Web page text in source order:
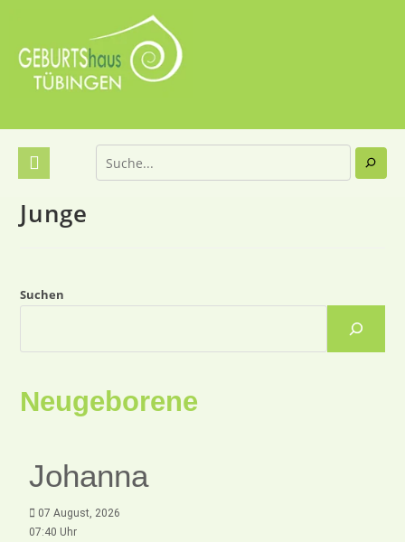
Junge
Suchen
Neugeborene
Johanna
07 August, 2026
07:40 Uhr